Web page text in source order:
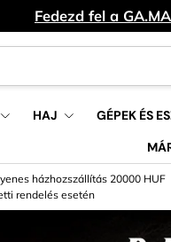
Fedezd fel a
HAJ GÉPEK ÉS
házhozszállítás 20000 HUF
rendelés esetén